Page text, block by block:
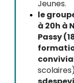
Jeunes.
le
à 20h à
Passy